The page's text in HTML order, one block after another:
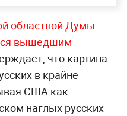
областной Думы
вышедшим
что картина
в крайне
США как
наглых русских